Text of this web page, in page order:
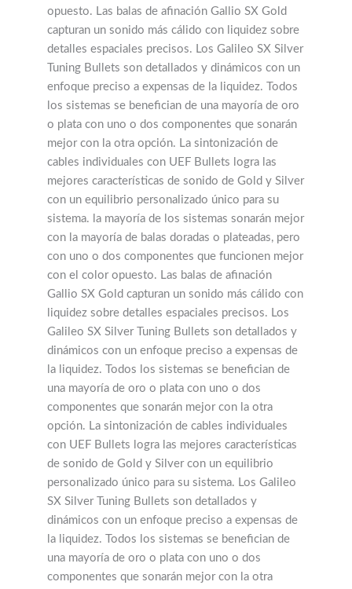
opuesto. Las balas de afinación Gallio SX Gold
capturan un sonido más cálido con liquidez sobre
detalles espaciales precisos. Los Galileo SX Silver
Tuning Bullets son detallados y dinámicos con un
enfoque preciso a expensas de la liquidez. Todos
los sistemas se benefician de una mayoría de oro
o plata con uno o dos componentes que sonarán
mejor con la otra opción. La sintonización de
cables individuales con UEF Bullets logra las
mejores características de sonido de Gold y Silver
con un equilibrio personalizado único para su
sistema. la mayoría de los sistemas sonarán mejor
con la mayoría de balas doradas o plateadas, pero
con uno o dos componentes que funcionen mejor
con el color opuesto. Las balas de afinación
Gallio SX Gold capturan un sonido más cálido con
liquidez sobre detalles espaciales precisos. Los
Galileo SX Silver Tuning Bullets son detallados y
dinámicos con un enfoque preciso a expensas de
la liquidez. Todos los sistemas se benefician de
una mayoría de oro o plata con uno o dos
componentes que sonarán mejor con la otra
opción. La sintonización de cables individuales
con UEF Bullets logra las mejores características
de sonido de Gold y Silver con un equilibrio
personalizado único para su sistema. Los Galileo
SX Silver Tuning Bullets son detallados y
dinámicos con un enfoque preciso a expensas de
la liquidez. Todos los sistemas se benefician de
una mayoría de oro o plata con uno o dos
componentes que sonarán mejor con la otra